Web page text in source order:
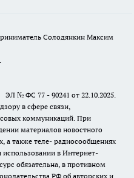
Солодянкин Максим
№ ФС 77 - 90241 от 22.10.2025.
в сфере связи,
коммуникаций. При
материалов новостного
а также теле- радиосообщениях
использовании в Интернет-
обязательна, в противном
РФ об авторских и